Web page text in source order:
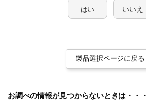
はい いいえ
製品選択ページに戻る
お調べの情報が見つからないときは・・・